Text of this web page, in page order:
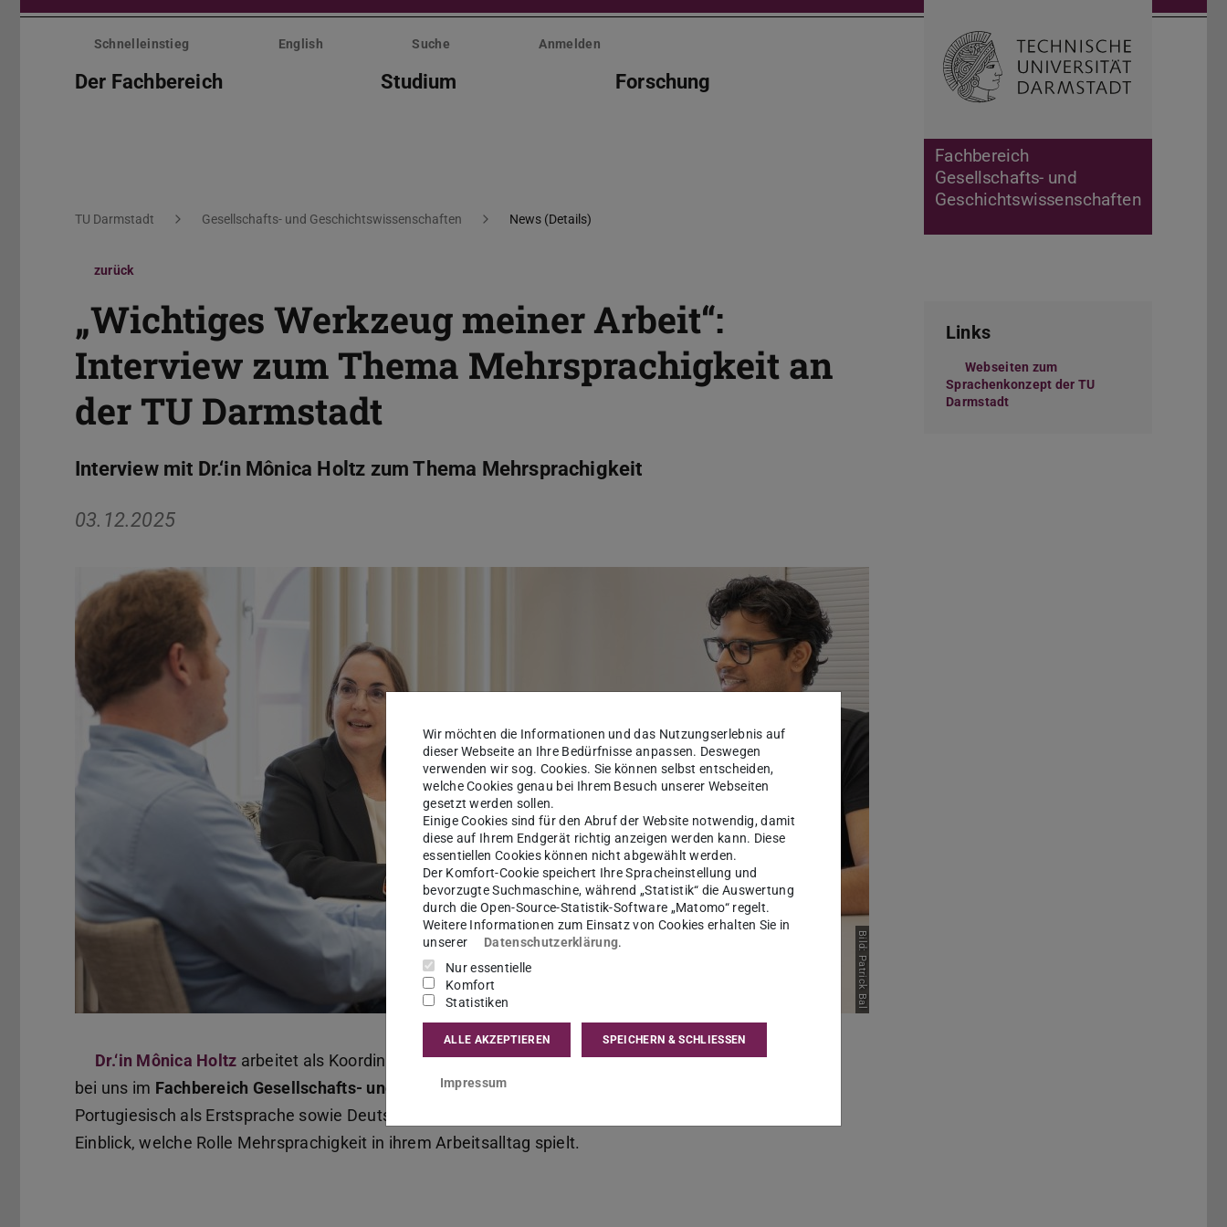
Menü
überspringen
Fachbereich
Gesellschafts- und
Geschichtswissenschaften
Schnelleinstieg English Suche Anmelden
Der Fachbereich Studium Forschung Suche öffnen
Sie befinden sich hier:
TU Darmstadt Gesellschafts- und Geschichtswissenschaften News (Details)
zurück
„Wichtiges Werkzeug meiner Arbeit“:
Interview zum Thema Mehrsprachigkeit an
der TU Darmstadt
Interview mit Dr.‘in Mônica Holtz zum Thema Mehrsprachigkeit
03.12.2025
Bild: Patrick Bal
Dr.‘in Mônica Holtz arbeitet als Koordinatorin für Studium, Lehre und Internationalisierung
bei uns im Fachbereich Gesellschafts- und Geschichtswissenschaften
Portugiesisch als Erstsprache sowie Deutsch und Englisch. Im Interview gibt sie einen
Einblick, welche Rolle Mehrsprachigkeit in ihrem Arbeitsalltag spielt.
Links
Webseiten zum
Sprachenkonzept der TU
Darmstadt
Wir möchten die Informationen und das Nutzungserlebnis auf
dieser Webseite an Ihre Bedürfnisse anpassen. Deswegen
verwenden wir sog. Cookies. Sie können selbst entscheiden,
welche Cookies genau bei Ihrem Besuch unserer Webseiten
gesetzt werden sollen.
Einige Cookies sind für den Abruf der Website notwendig, damit
diese auf Ihrem Endgerät richtig anzeigen werden kann. Diese
essentiellen Cookies können nicht abgewählt werden.
Der Komfort-Cookie speichert Ihre Spracheinstellung und
bevorzugte Suchmaschine, während „Statistik“ die Auswertung
durch die Open-Source-Statistik-Software „Matomo“ regelt.
Weitere Informationen zum Einsatz von Cookies erhalten Sie in
unserer
Datenschutzerklärung.
Nur essentielle
Komfort
Statistiken
ALLE AKZEPTIEREN SPEICHERN & SCHLIESSEN
Impressum